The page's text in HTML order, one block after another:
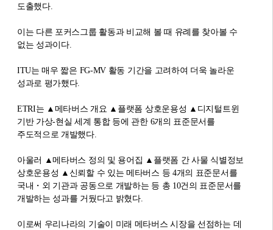
도출했다.
이는 다른 포커스그룹 활동과 비교해 볼 때 유례를 찾아볼 수
없는 성과이다.
ITU는 매우 짧은 FG-MV 활동 기간을 고려하여 더욱 놀라운
성과로 평가했다.
ETRI는 ▲메타버스 개요 ▲플랫폼 상호운용성 ▲디지털트윈
기반 가상-현실 세계 통합 등에 관한 6개의 표준문서를
주도적으로 개발했다.
아울러 ▲메타버스 정의 및 용어집 ▲플랫폼 간 사물 식별정보
상호운용성 ▲신뢰할 수 있는 메타버스 등 4개의 표준문서를
국내・외 기관과 공동으로 개발하는 등 총 10건의 표준문서를
개발하는 성과를 거뒀다고 밝혔다.
이로써 우리나라의 기술이 미래 메타버스 시장을 선점하는 데